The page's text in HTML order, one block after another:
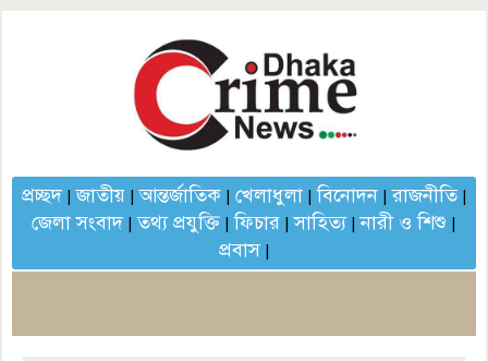
প্রচ্ছদ|জাতীয়|আন্তর্জাতিক| খেলাধুলা|বিনোদন|রাজনীতি|
জেলা সংবাদ|তথ্য প্রযুক্তি |ফিচার |সাহিত্য|নারী ও শিশু |
প্রবাস|